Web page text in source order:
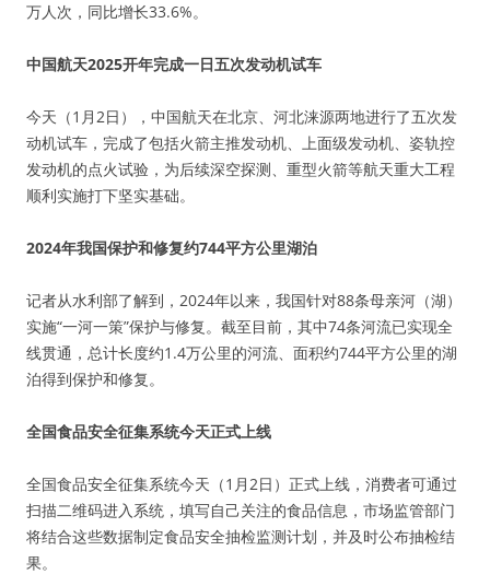
万人次，同比增长33.6%。
中国航天2025开年完成一日五次发动机试车
今天（1月2日），中国航天在北京、河北涞源两地进行了五次发
动机试车，完成了包括火箭主推发动机、上面级发动机、姿轨控
发动机的点火试验，为后续深空探测、重型火箭等航天重大工程
顺利实施打下坚实基础。
2024年我国保护和修复约744平方公里湖泊
记者从水利部了解到，2024年以来，我国针对88条母亲河（湖）
实施“一河一策”保护与修复。截至目前，其中74条河流已实现全
线贯通，总计长度约1.4万公里的河流、面积约744平方公里的湖
泊得到保护和修复。
全国食品安全征集系统今天正式上线
全国食品安全征集系统今天（1月2日）正式上线，消费者可通过
扫描二维码进入系统，填写自己关注的食品信息，市场监管部门
将结合这些数据制定食品安全抽检监测计划，并及时公布抽检结
果。